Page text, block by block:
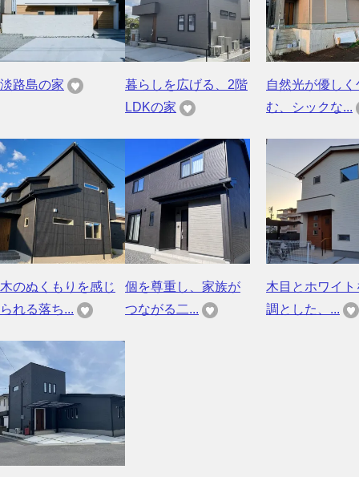
淡路島の家
暮らしを広げる、2階
LDKの家
自然光が優しく
む、シックな...
木のぬくもりを感じ
られる落ち...
個を尊重し、家族が
つながる二...
木目とホワイト
調とした、...